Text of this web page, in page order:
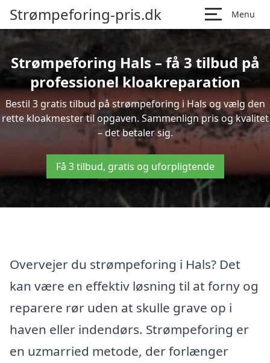
Strømpeforing-pris.dk Menu
Strømpeforing Hals – få 3 tilbud på
professionel kloakreparation
Bestil 3 gratis tilbud på strømpeforing i Hals og vælg den
rette kloakmester til opgaven. Sammenlign pris og kvalitet
– det betaler sig.
Få 3 tilbud, gratis og uforpligtende
Overvejer du strømpeforing i Hals? Det
kan være en effektiv løsning til at forny og
reparere rør uden at skulle grave op i
haven eller indendørs. Strømpeforing er
en uzmarried metode, der forlænger